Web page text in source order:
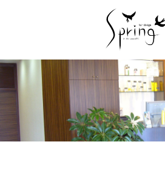
MENU
STAFF
SALON INFO